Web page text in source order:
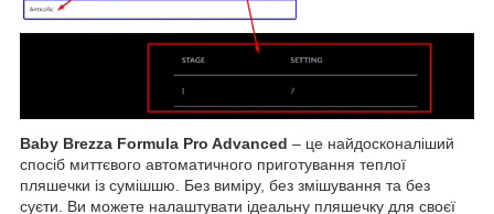
Baby Brezza Formula Pro Advanced – це найдосконаліший
спосіб миттєвого автоматичного приготування теплої
пляшечки із сумішшю. Без виміру, без змішування та без
суєти. Ви можете налаштувати ідеальну пляшечку для своєї